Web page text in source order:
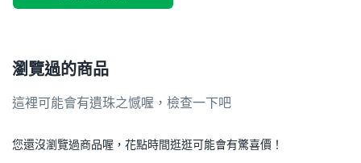
瀏覽過的商品
這裡可能會有遺珠之憾喔，檢查一下吧
您還沒瀏覽過商品喔，花點時間逛逛可能會有驚喜價！